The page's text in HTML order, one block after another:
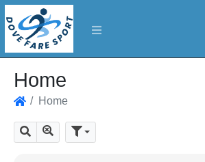
Home
Home
Cerca Mostra tutti i risultati
Parametri di ricerca